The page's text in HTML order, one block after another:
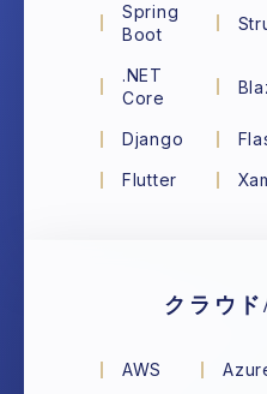
Spring
Boot
.NET
Core
Django
Flutter
クラウ
AWS